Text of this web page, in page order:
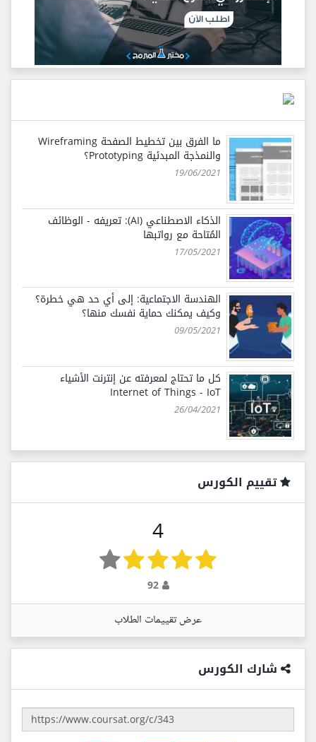
ما الفرق بين تخطيط الصفحة Wireframing
والنمذجة المبدئية Prototyping؟
19/06/2021
الذكاء الاصطناعي (AI): تعريفه - الوظائف
المُتاحة مع رواتبها
17/05/2021
الهندسة الاجتماعية: إلى أي حد هي خطرة؟
وكيف يمكنك حماية نفسك منها؟
09/05/2021
كل ما تحتاج لمعرفته عن إنترنت الأشياء
Internet of Things - IoT
26/04/2021
تقييم الكورس
4
92
عرض تقييمات الطلاب
شارك الكورس